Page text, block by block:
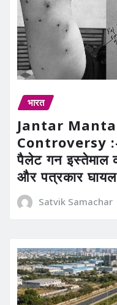
भारत
Jantar
Controversy :-
पैलेट गन इस्तेमाल
और पत्रकार घायल
Satvik Samachar